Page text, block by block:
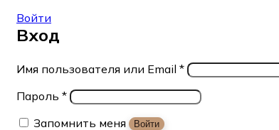
Войти
Вход
Имя пользователя или Email *
Пароль *
Запомнить меня
Войти